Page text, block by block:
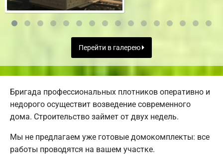
Перейти в галерею
Бригада профессиональных плотников оперативно и
недорого осуществит возведение современного
дома. Строительство займет от двух недель.
Мы не предлагаем уже готовые домокомплекты: все
работы проводятся на вашем участке.